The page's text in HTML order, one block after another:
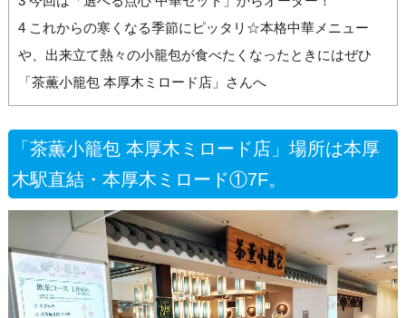
4これからの寒くなる季節にピッタリ☆本格中華メニュー
や、出来立て熱々の小籠包が食べたくなったときにはぜひ
「茶薫小籠包 本厚木ミロード店」さんへ
「茶薫小籠包 本厚木ミロード店」場所は本厚
木駅直結・本厚木ミロード①7F。